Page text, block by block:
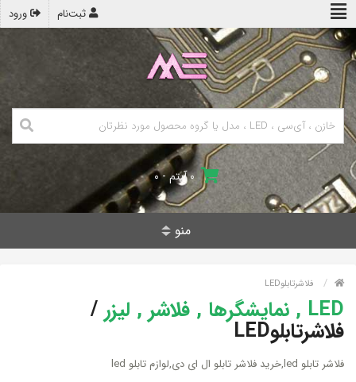
ورود ثبت‌نام
۰ آیتم - ۰
منو
فلاشرتابلوLED
LED , نمایشگرها , فلاشر , لیزر /
فلاشرتابلوLED
فلاشر تابلو led,خرید فلاشر تابلو ال ای دی,لوازم تابلو led